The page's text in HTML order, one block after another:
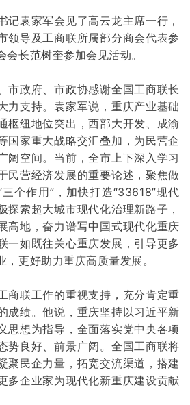
记袁家军会见了高云龙主席一行，
领导及工商联所属部分商会代表参
长范树奎参加会见活动。
市政府、市政协感谢全国工商联长
力支持。袁家军说，重庆产业基础
枢纽地位突出，西部大开发、成渝
国家重大战略交汇叠加，为民营企
阔空间。当前，全市上下深入学习
民营经济发展的重要论述，聚焦做
个作用”，加快打造“33618”现代
探索超大城市现代化治理新路子，
高地，奋力谱写中国式现代化重庆
一如既往关心重庆发展，引导更多
更好助力重庆高质量发展。
商联工作的重视支持，充分肯定重
成绩。他说，重庆坚持以习近平新
思想为指导，全面落实党中央各项
势良好、前景广阔。全国工商联将
聚民企力量，拓宽交流渠道，搭建
多企业家为现代化新重庆建设贡献